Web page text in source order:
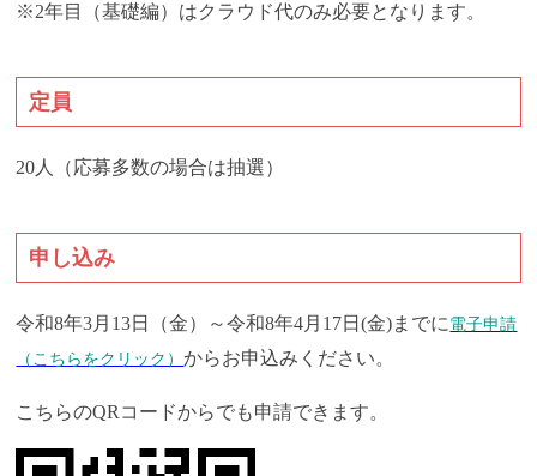
※2年目（基礎編）はクラウド代のみ必要となります。
定員
20人（応募多数の場合は抽選）
申し込み
令和8年3月13日（金）～令和8年4月17日(金)までに電子申請
（こちらをクリック）からお申込みください。
こちらのQRコードからでも申請できます。